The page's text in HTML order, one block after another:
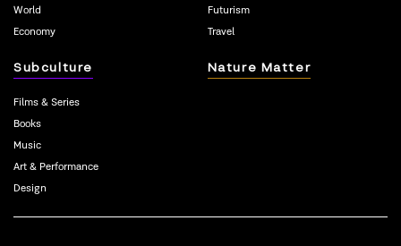
World
Economy
Futurism
Travel
Subculture
Films & Series
Books
Music
Art & Performance
Design
Nature Matter